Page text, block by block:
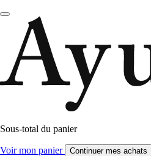
Sous-total du panier
Voir mon panier Continuer mes achats